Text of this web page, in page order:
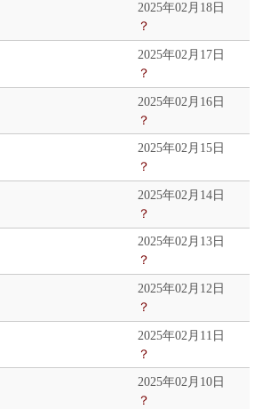
2025年02月18日
？
2025年02月17日
？
2025年02月16日
？
2025年02月15日
？
2025年02月14日
？
2025年02月13日
？
2025年02月12日
？
2025年02月11日
？
2025年02月10日
？